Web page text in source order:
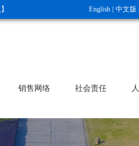
】 English 中文版
销售网络 社会责任